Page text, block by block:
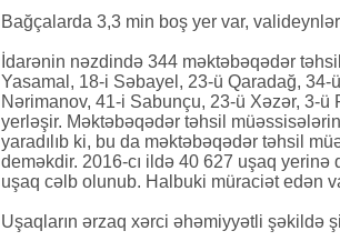
Bağçalarda 3,3 min boş yer var,
İdarənin nəzdində 344 məktəbəqədər
Yasamal, 18-i Səbayel, 23-ü Qaradağ,
Nərimanov, 41-i Sabunçu, 23-ü Xəzər, 3-ü
yerləşir. Məktəbəqədər təhsil
yaradılıb ki, bu da məktəbəqədər təhsil
deməkdir. 2016-cı ildə 40 627 uşaq
uşaq cəlb olunub. Halbuki müraciət edən
Uşaqların ərzaq xərci əhəmiyyətli şəkildə